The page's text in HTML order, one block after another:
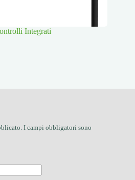
Integrati
I campi obbligatori sono